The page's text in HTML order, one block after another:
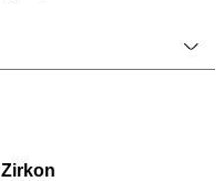
Zirkon